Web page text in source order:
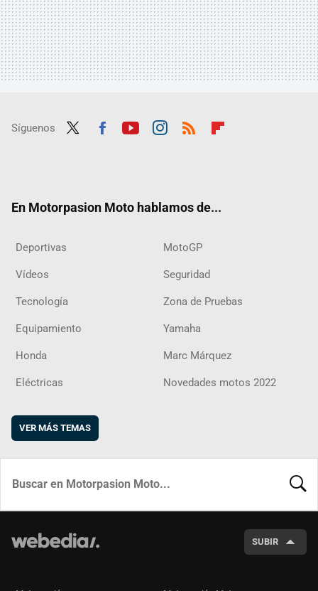
Síguenos
En Motorpasion Moto hablamos de...
Deportivas MotoGP
Vídeos Seguridad
Tecnología Zona de Pruebas
Equipamiento Yamaha
Honda Marc Márquez
Eléctricas Novedades motos 2022
VER MÁS TEMAS
SUBIR